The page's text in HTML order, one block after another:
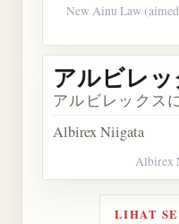
New Ainu Law
アルビレ
アルビレックス
Albirex Niigata
Albirex
LIHAT